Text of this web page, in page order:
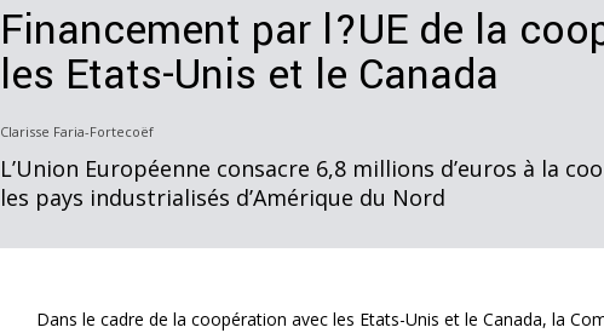
Financement par l?UE de la
les Etats-Unis et le Canada
Clarisse Faria-Fortecoëf
L’Union Européenne consacre 6,8 millions d’euros à la
les pays industrialisés d’Amérique du Nord
Dans le cadre de la coopération avec les Etats-Unis et le Canada, la